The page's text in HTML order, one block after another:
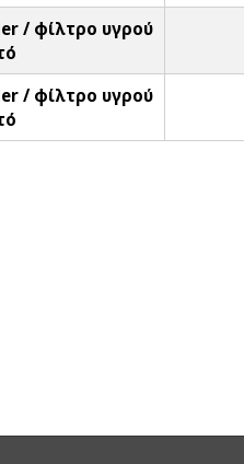
/ φίλτρο υγρού
/ φίλτρο υγρού